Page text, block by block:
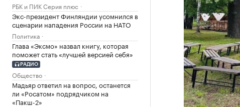
РБК и ПИК Серия плюс
Экс-президент Финляндии усомнился в
сценарии нападения России на НАТО
Политика
Глава «Эксмо» назвал книгу, которая
поможет стать «лучшей версией себя»
РАДИО
Общество
Мадьяр ответил на вопрос, останется
ли «Росатом» подрядчиком на
«Пакш-2»